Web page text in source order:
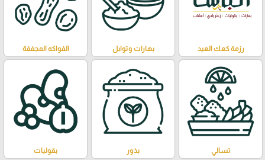
رزمة كعك العيد بهارات وتوابل الفواكه المجففة
تسالي بذور بقوليات